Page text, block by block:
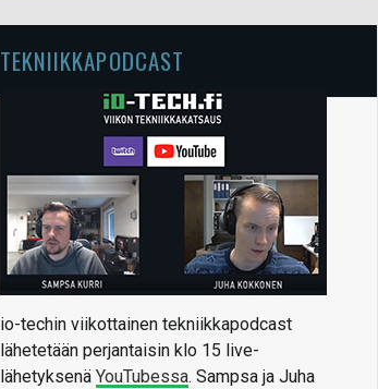
TEKNIIKKAPODCAST
io-techin viikottainen tekniikkapodcast
lähetetään perjantaisin klo 15 live-
lähetyksenä YouTubessa. Sampsa ja Juha